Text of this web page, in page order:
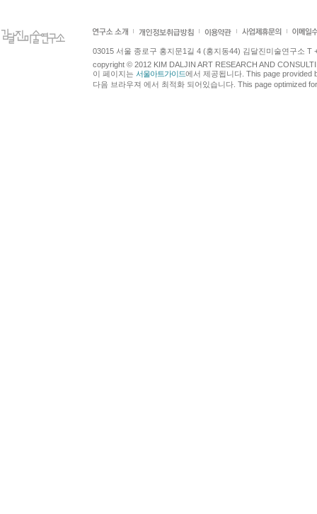
03015 서울 종로구 홍지문1길 4 (홍지동44) 김달진미술연구소 T
copyright © 2012 KIM DALJIN ART RESEARCH AND
이 페이지는 서울아트가이드에서 제공됩니다. This page provided
다음 브라우져 에서 최적화 되어있습니다. This page optimized